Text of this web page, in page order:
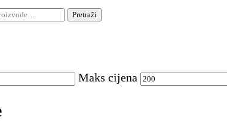
Pretraži
Maks cijena